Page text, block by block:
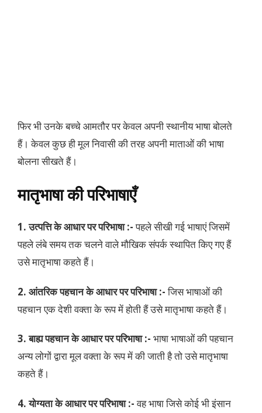
फिर भी उनके बच्चे आमतौर पर केवल अपनी स्थानीय भाषा बोलते
हैं। केवल कुछ ही मूल निवासी की तरह अपनी माताओं की भाषा
बोलना सीखते हैं।
मातृभाषा की परिभाषाएँ
1. उत्पत्ति के आधार पर परिभाषा :-पहले सीखी गई भाषाएं जिसमें
पहले लंबे समय तक चलने वाले मौखिक संपर्क स्थापित किए गए हैं
उसे मातृभाषा कहते हैं।
2. आंतरिक पहचान के आधार पर परिभाषा :-जिस भाषाओं की
पहचान एक देशी वक्ता के रूप में होती हैं उसे मातृभाषा कहते हैं।
3. बाह्य पहचान के आधार पर परिभाषा :- भाषा भाषाओं की पहचान
अन्य लोगों द्वारा मूल वक्ता के रूप में की जाती है तो उसे मातृभाषा
कहते हैं।
4. योग्यता के आधार पर परिभाषा :-वह भाषा जिसे कोई भी इंसान